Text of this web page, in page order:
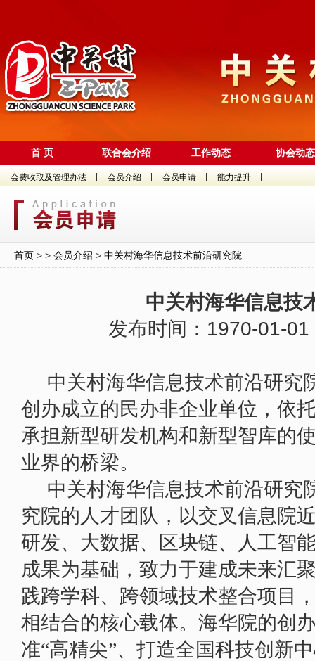
首 页 联合会介绍 工作动态 协会动态
会费收取及管理办法 会员介绍 会员申请 能力提升
今天是 2026年8月7日 星期五
2026中关村论坛年会3月25日至
中关村“火花”活动之航天科工专
中关村国际创新中心启用一年来
38岁，中关村依然是中国创新滚
首页 > > 会员介绍 > 中关村海华信息技术前沿研究院
中关村海华信息技
发布时间：1970-01-
中关村海华信息技术前沿研究
创办成立的民办非企业单位，依
承担新型研发机构和新型智库的
业界的桥梁。
中关村海华信息技术前沿研究
究院的人才团队，以交叉信息院
研发、大数据、区块链、人工智
成果为基础，致力于建成未来汇
践跨学科、跨领域技术整合项目
相结合的核心载体。海华院的创
准“高精尖”、打造全国科技创新